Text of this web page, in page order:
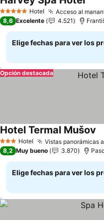
5 Estrellas Hotel Acceso al
8,6 Excelente 4.521
Elige fechas para ver los
Opción destacada
3 Estrellas
Hotel Vistas panorámicas
Hotel Termal Mušov
8,2 Muy bueno 3.870
Elige fechas para ver los